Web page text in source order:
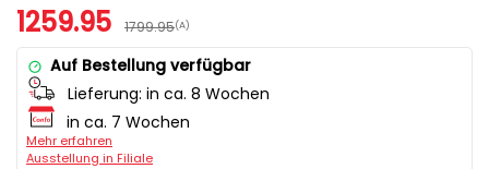
1259.95 1799.95(A)
Auf Bestellung verfügbar
Lieferung: in ca. 8 Wochen
in ca. 7 Wochen
Mehr erfahren
Ausstellung in Filiale